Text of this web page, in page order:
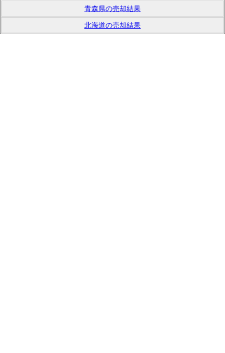
青森県の売却結果
北海道の売却結果